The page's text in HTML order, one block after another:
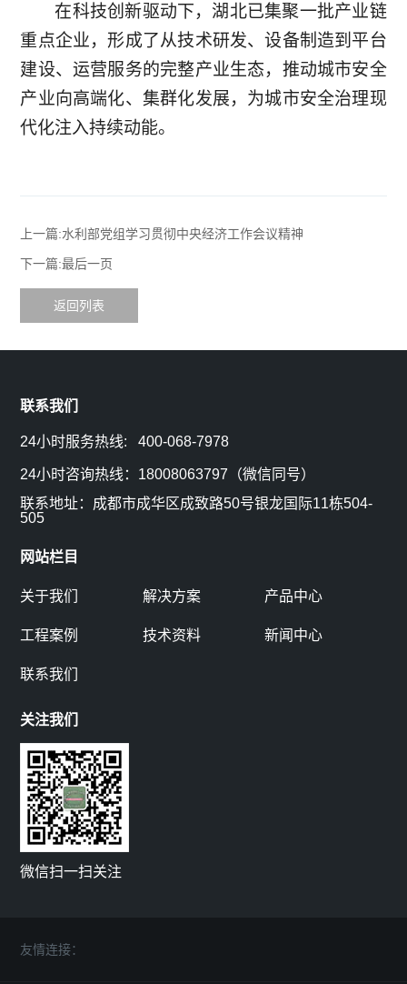
在科技创新驱动下，湖北已集聚一批产业链
重点企业，形成了从技术研发、设备制造到平台
建设、运营服务的完整产业生态，推动城市安全
产业向高端化、集群化发展，为城市安全治理现
代化注入持续动能。
上一篇:水利部党组学习贯彻中央经济工作会议精神
下一篇:最后一页
返回列表
联系我们
24小时服务热线: 400-068-7978
24小时咨询热线：18008063797（微信同号）
联系地址：成都市成华区成致路50号银龙国际11栋504-
505
网站栏目
关于我们 解决方案 产品中心
工程案例 技术资料 新闻中心
联系我们
关注我们
微信扫一扫关注
友情连接：